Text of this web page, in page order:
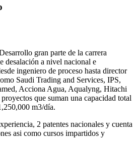
gran parte de la carrera
desalación a nivel nacional e
ingeniero de proceso hasta director
Saudi Trading and Services, IPS,
Acciona Agua, Aqualyng, Hitachi
que suman una capacidad total
m3/día.
2 patentes nacionales y cuenta
asi como cursos impartidos y